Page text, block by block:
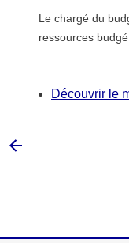
Le chargé du
ressources
Découvrir le